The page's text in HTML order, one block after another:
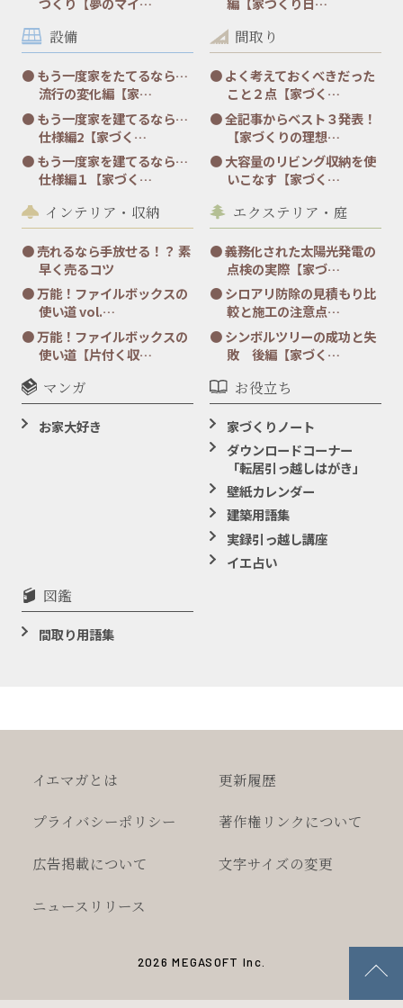
設備
もう一度家をたてるなら…
流行の変化編【家…
もう一度家を建てるなら…
仕様編2【家づく…
もう一度家を建てるなら…
仕様編１【家づく…
間取り
よく考えておくべきだった
こと２点【家づく…
全記事からベスト３発表！
【家づくりの理想…
大容量のリビング収納を使
いこなす【家づく…
インテリア・収納
売れるなら手放せる！？ 素
早く売るコツ
万能！ファイルボックスの
使い道 vol.…
万能！ファイルボックスの
使い道【片付く収…
エクステリア・庭
義務化された太陽光発電の
点検の実際【家づ…
シロアリ防除の見積もり比
較と施工の注意点…
シンボルツリーの成功と失
敗 後編【家づく…
マンガ
お家大好き
お役立ち
家づくりノート
ダウンロードコーナー
「転居引っ越しはがき」
壁紙カレンダー
建築用語集
実録引っ越し講座
イエ占い
図鑑
間取り用語集
イエマガとは 更新履歴
プライバシーポリシー 著作権 リンクについて
広告掲載について 文字サイズの変更
ニュースリリース
2026 MEGASOFT Inc.